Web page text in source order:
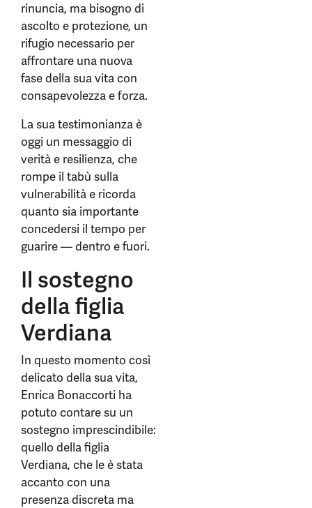
rinuncia, ma bisogno di
ascolto e protezione, un
rifugio necessario per
affrontare una nuova
fase della sua vita con
consapevolezza e forza.
La sua testimonianza è
oggi un messaggio di
verità e resilienza, che
rompe il tabù sulla
vulnerabilità e ricorda
quanto sia importante
concedersi il tempo per
guarire — dentro e fuori.
Il sostegno
della figlia
Verdiana
In questo momento così
delicato della sua vita,
Enrica Bonaccorti ha
potuto contare su un
sostegno imprescindibile:
quello della figlia
Verdiana, che le è stata
accanto con una
presenza discreta ma